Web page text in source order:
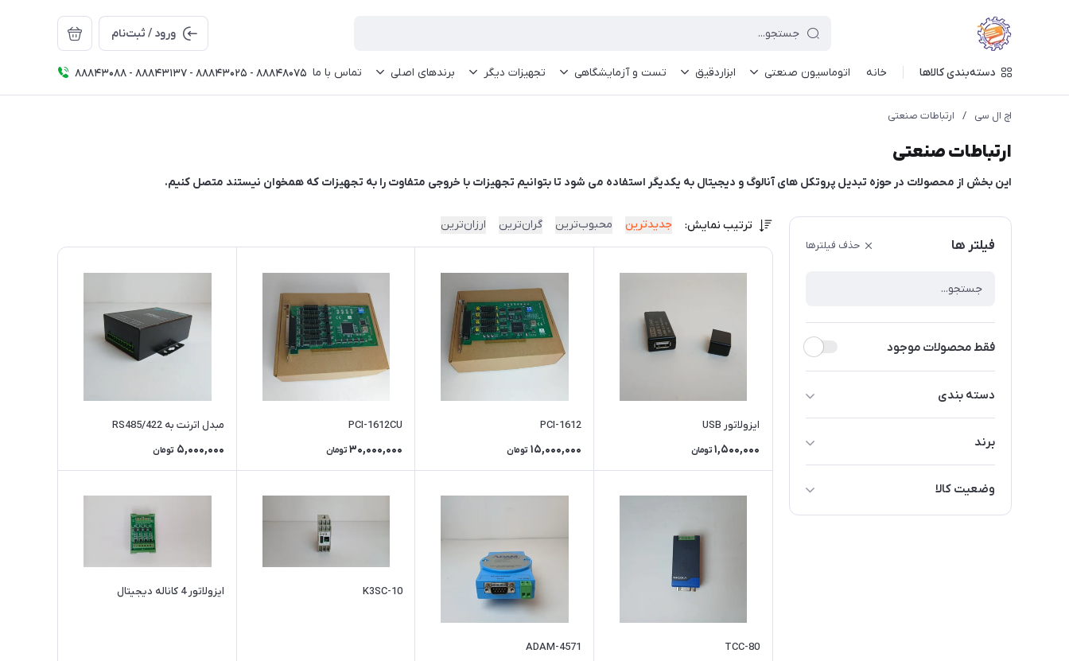
ورود / ثبت‌نام
دسته‌بندی کالاها خانه اتوماسیون صنعتی ابزاردقیق تست و آزمایشگاهی تجهیزات دیگر برندهای اصلی تماس با ما 88843088 - 88843137 - 88843025 - 88848075
اچ ال سی / ارتباطات صنعتی
ارتباطات صنعتی
این بخش از محصولات در حوزه تبدیل پروتکل های آنالوگ و دیجیتال به یکدیگر استفاده می شود تا بتوانیم تجهیزات با خروجی متفاوت را به تجهیزات که همخوان نیستند متصل کنیم.
فیلتر ها حذف فیلترها
فقط محصولات موجود
دسته بندی
وایرلس
برند
MOXA-موگزا
وضعیت کالا
استفاده نشده
ترتیب نمایش: جدیدترین محبوب‌ترین گران‌ترین ارزان‌ترین
ایزولاتور USB
1,500,000 تومان
PCI-1612
15,000,000 تومان
PCI-1612CU
30,000,000 تومان
مبدل اترنت به RS485/422
5,000,000 تومان
TCC-80
ADAM-4571
K3SC-10 ایزولاتور 4 کاناله دیجیتال